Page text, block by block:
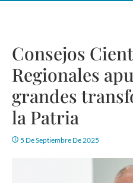
Consejos
Regionales
grandes
la Patria
5 De Septiembre De 2025